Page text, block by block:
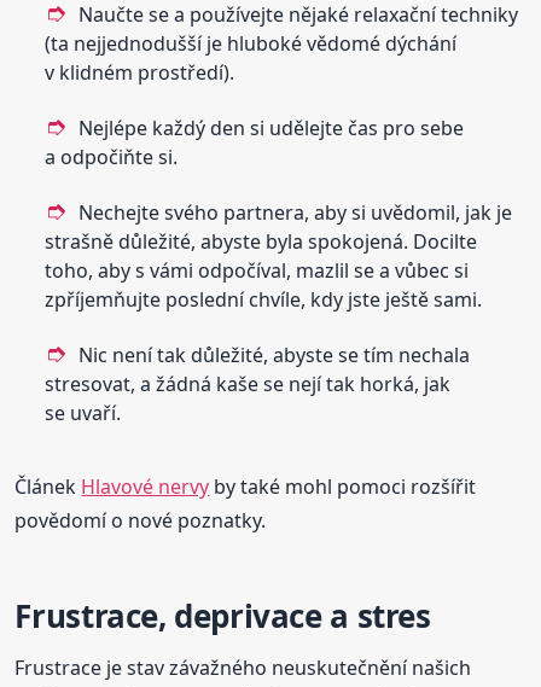
Naučte se a používejte nějaké relaxační techniky
(ta nejjednodušší je hluboké vědomé dýchání
v klidném prostředí).
Nejlépe každý den si udělejte čas pro sebe
a odpočiňte si.
Nechejte svého partnera, aby si uvědomil, jak je
strašně důležité, abyste byla spokojená. Docilte
toho, aby s vámi odpočíval, mazlil se a vůbec si
zpříjemňujte poslední chvíle, kdy jste ještě sami.
Nic není tak důležité, abyste se tím nechala
stresovat, a žádná kaše se nejí tak horká, jak
se uvaří.
Článek Hlavové nervy by také mohl pomoci rozšířit
povědomí o nové poznatky.
Frustrace, deprivace a stres
Frustrace je stav závažného neuskutečnění našich